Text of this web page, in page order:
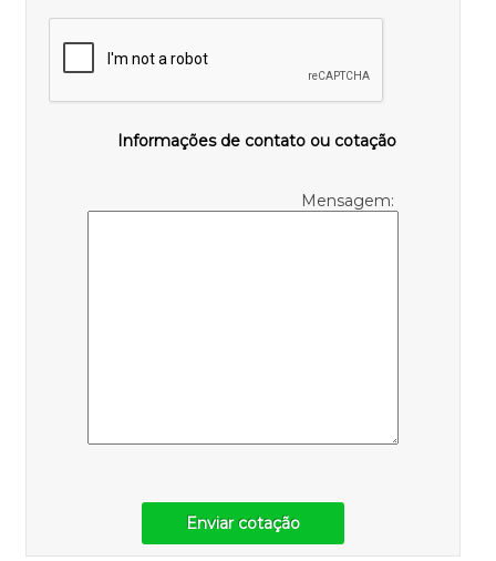
Informações de contato ou cotação
Mensagem:
Enviar cotação